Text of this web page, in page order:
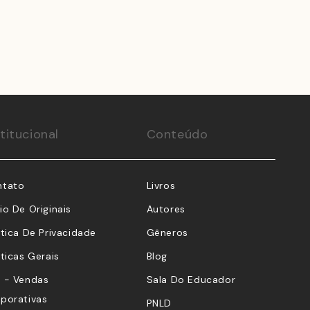
Conteúdo
De Originais
De Privacidade
Gerais
- Vendas
Livros
Autores
Gêneros
Blog
Sala Do Educador
PNLD